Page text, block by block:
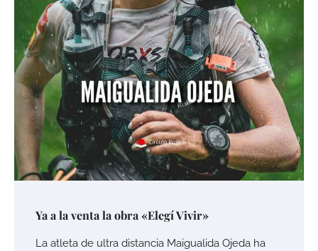
Ya a la venta la obra «Elegí Vivir»
La atleta de ultra distancia Maigualida Ojeda ha